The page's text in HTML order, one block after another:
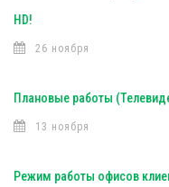
HD!
26 ноября
Плановые работы
13 ноября
Режим работы офисов